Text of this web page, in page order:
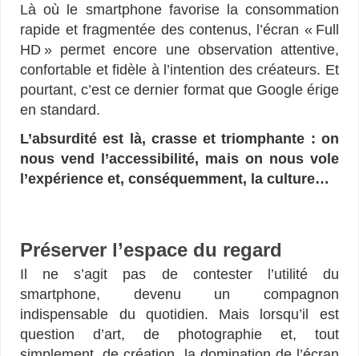
Là où le smartphone favorise la consommation
rapide et fragmentée des contenus, l’écran « Full
HD » permet encore une observation attentive,
confortable et fidèle à l’intention des créateurs. Et
pourtant, c’est ce dernier format que Google érige
en standard.
L’absurdité est là, crasse et triomphante : on
nous vend l’accessibilité, mais on nous vole
l’expérience et, conséquemment, la culture…
Préserver l’espace du regard
Il ne s’agit pas de contester l’utilité du
smartphone, devenu un compagnon
indispensable du quotidien. Mais lorsqu’il est
question d’art, de photographie et, tout